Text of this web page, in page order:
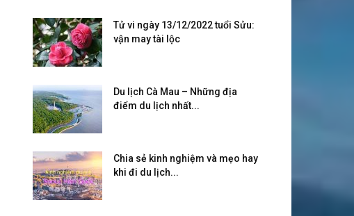
Tử vi ngày 13/12/2022 tuổi Sửu:
vận may tài lộc
Du lịch Cà Mau – Những địa
điểm du lịch nhất...
Chia sẻ kinh nghiệm và mẹo hay
khi đi du lịch...